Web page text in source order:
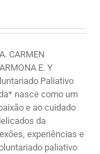
CARMEN
E. Y
Paliativo
nasce como um
e ao cuidado
da
experiências e
paliativo